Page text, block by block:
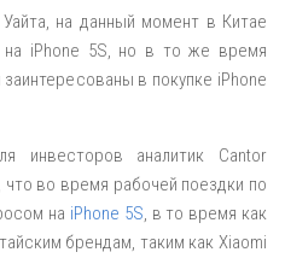
на данный момент в Китае
на iPhone 5S, но в то же время
в покупке iPhone
инвесторов аналитик Cantor
что во время рабочей поездки по
на iPhone 5S , в то время как
брендам, таким как Xiaomi